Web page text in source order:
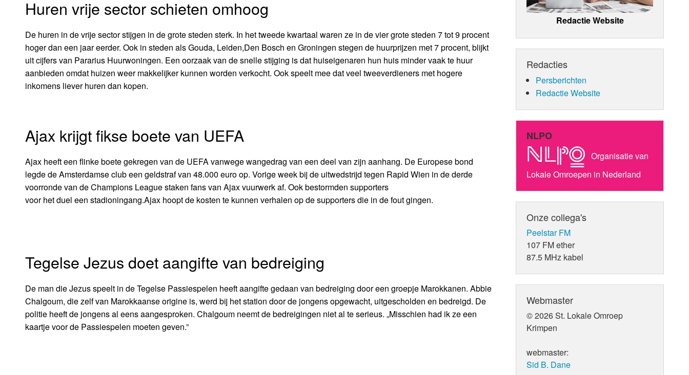
Huren vrije sector schieten omhoog
De huren in de vrije sector stijgen in de grote steden sterk. In het tweede kwartaal waren ze in de vier grote steden 7 tot 9 procent
hoger dan een jaar eerder. Ook in steden als Gouda, Leiden,Den Bosch en Groningen stegen de huurprijzen met 7 procent, blijkt
uit cijfers van Pararius Huurwoningen. Een oorzaak van de snelle stijging is dat huiseigenaren hun huis minder vaak te huur
aanbieden omdat huizen weer makkelijker kunnen worden verkocht. Ook speelt mee dat veel tweeverdieners met hogere
inkomens liever huren dan kopen.
Ajax krijgt fikse boete van UEFA
Ajax heeft een flinke boete gekregen van de UEFA vanwege wangedrag van een deel van zijn aanhang. De Europese bond
legde de Amsterdamse club een geldstraf van 48.000 euro op. Vorige week bij de uitwedstrijd tegen Rapid Wien in de derde
voorronde van de Champions League staken fans van Ajax vuurwerk af. Ook bestormden supporters
voor het duel een stadioningang.Ajax hoopt de kosten te kunnen verhalen op de supporters die in de fout gingen.
Tegelse Jezus doet aangifte van bedreiging
De man die Jezus speelt in de Tegelse Passiespelen heeft aangifte gedaan van bedreiging door een groepje Marokkanen. Abbie
Chalgoum, die zelf van Marokkaanse origine is, werd bij het station door de jongens opgewacht, uitgescholden en bedreigd. De
politie heeft de jongens al eens aangesproken. Chalgoum neemt de bedreigingen niet al te serieus. „Misschien had ik ze een
kaartje voor de Passiespelen moeten geven.”
Redactie Website
Redacties
Persberichten
Redactie Website
NLPO
Organisatie van
Lokale Omroepen in Nederland
Onze collega's
Peelstar FM
107 FM ether
87.5 MHz kabel
Webmaster
© 2026 St. Lokale Omroep
Krimpen
webmaster:
Sid B. Dane